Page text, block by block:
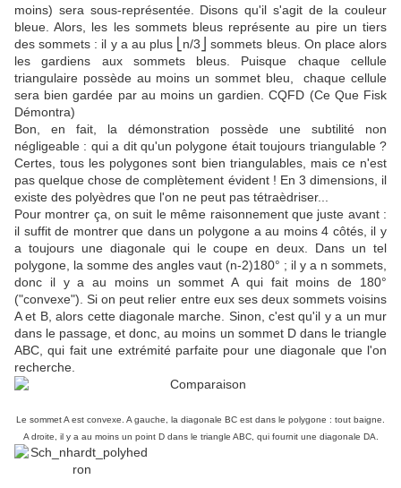
moins) sera sous-représentée. Disons qu'il s'agit de la couleur
bleue. Alors, les les sommets bleus représente au pire un tiers
des sommets : il y a au plus ⎣n/3⎦ sommets bleus. On place alors
les gardiens aux sommets bleus. Puisque chaque cellule
triangulaire possède au moins un sommet bleu, chaque cellule
sera bien gardée par au moins un gardien. CQFD (Ce Que Fisk
Démontra)
Bon, en fait, la démonstration possède une subtilité non
négligeable : qui a dit qu'un polygone était toujours triangulable ?
Certes, tous les polygones sont bien triangulables, mais ce n'est
pas quelque chose de complètement évident ! En 3 dimensions, il
existe des polyèdres que l'on ne peut pas tétraèdriser...
Pour montrer ça, on suit le même raisonnement que juste avant :
il suffit de montrer que dans un polygone a au moins 4 côtés, il y
a toujours une diagonale qui le coupe en deux. Dans un tel
polygone, la somme des angles vaut (n-2)180° ; il y a n sommets,
donc il y a au moins un sommet A qui fait moins de 180°
("convexe"). Si on peut relier entre eux ses deux sommets voisins
A et B, alors cette diagonale marche. Sinon, c'est qu'il y a un mur
dans le passage, et donc, au moins un sommet D dans le triangle
ABC, qui fait une extrémité parfaite pour une diagonale que l'on
recherche.
Le sommet A est convexe. A gauche, la diagonale BC est dans le polygone : tout baigne.
A droite, il y a au moins un point D dans le triangle ABC, qui fournit une diagonale DA.